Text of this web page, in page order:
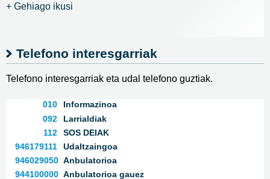
+ Gehiago ikusi
Telefono interesgarriak
Telefono interesgarriak eta udal telefono guztiak.
010
Informazinoa
092
Larrialdiak
112
SOS DEIAK
946179111
Udaltzaingoa
946029050 Anbulatorioa
944100000 Anbulatorioa gauez